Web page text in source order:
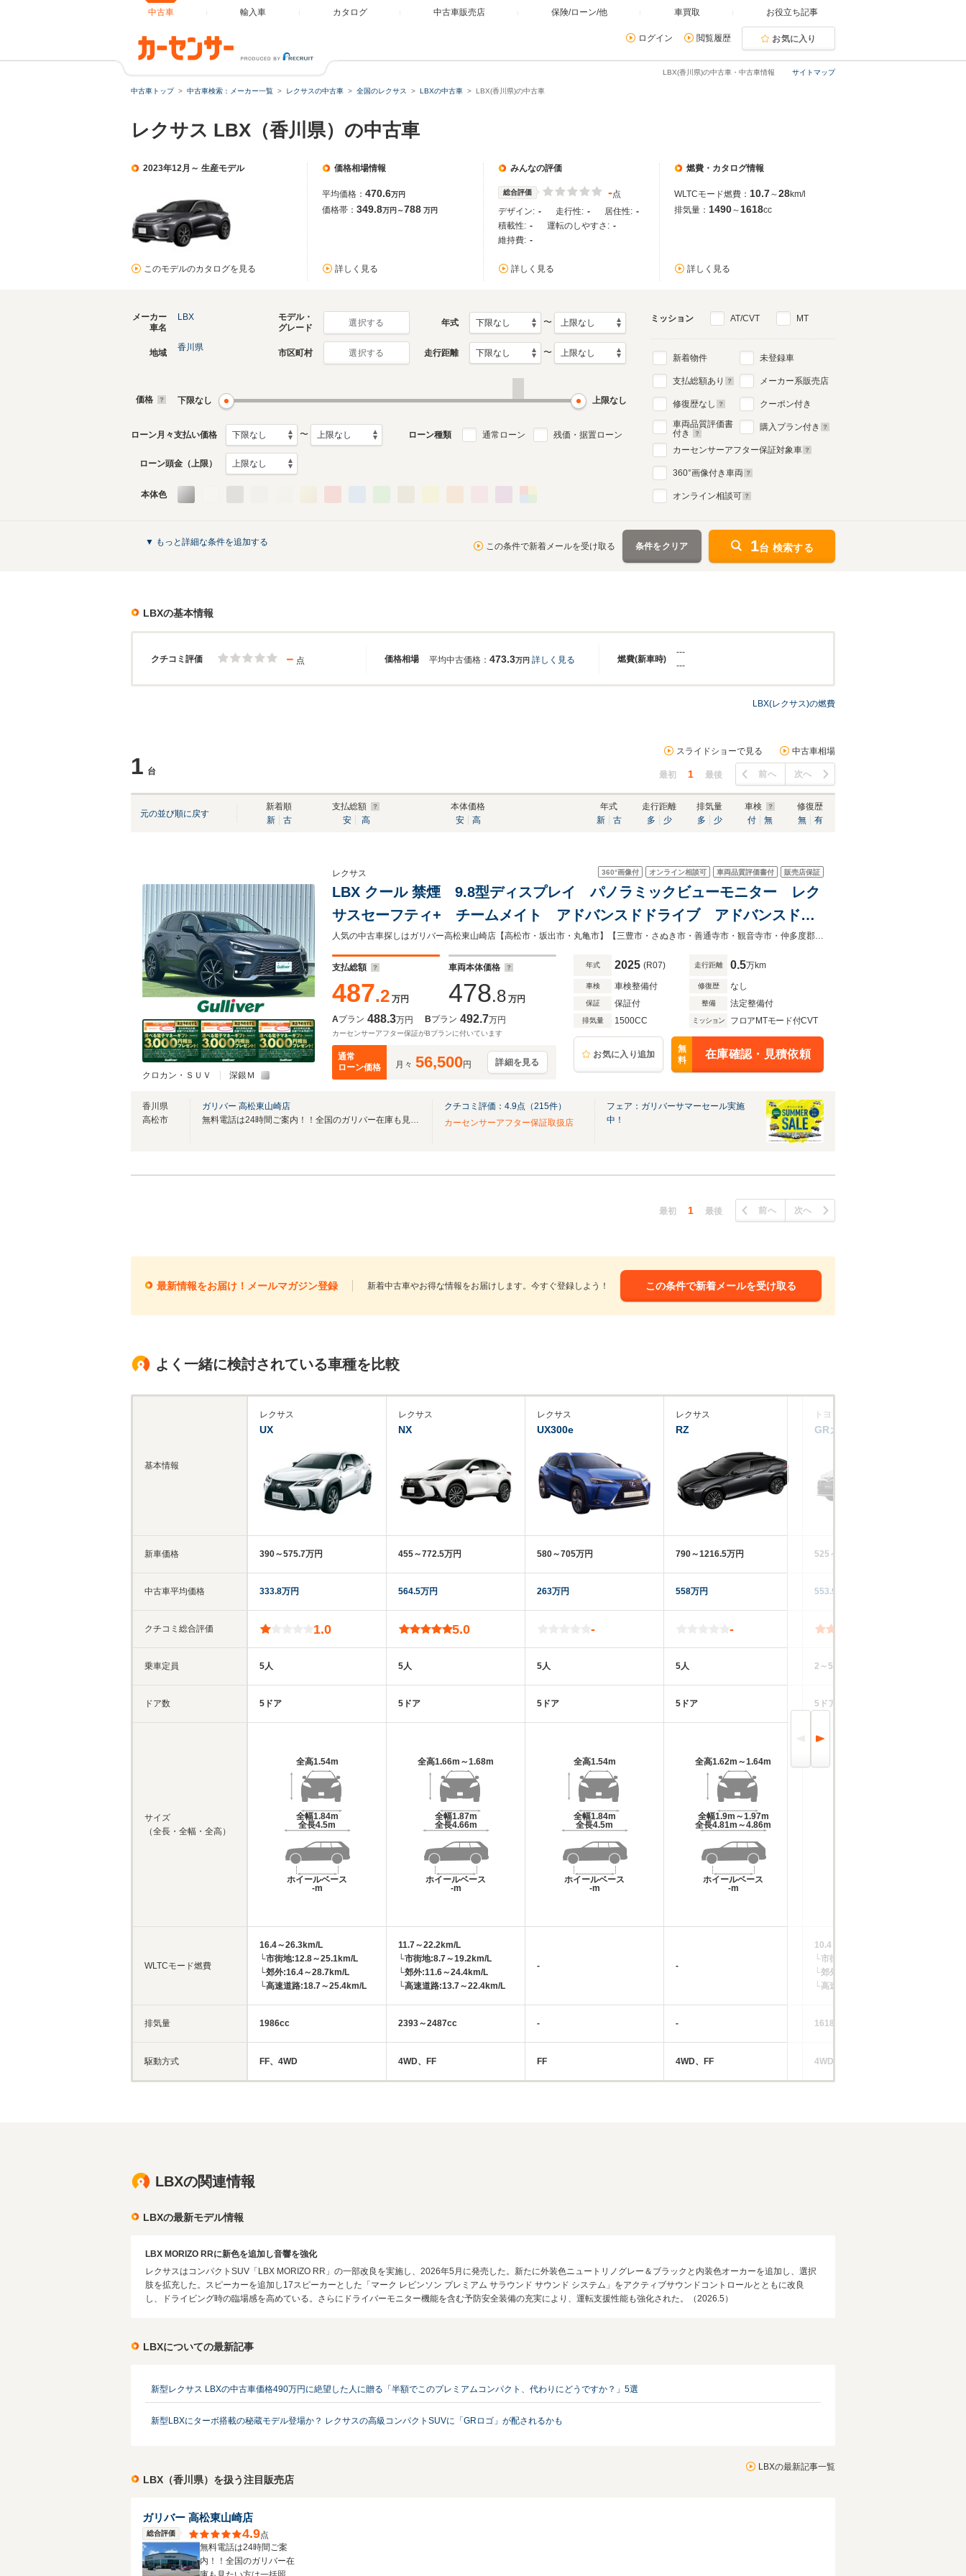
中古車 輸入車 カタログ 中古車販売店 保険/ローン/他 車買取 お役立ち記事
ログイン 閲覧履歴 お気に入り
サイトマップ
LBX(香川県)の中古車・中古車情報
中古車トップ 中古車検索：メーカー一覧 レクサスの中古車 全国のレクサス LBXの中古車 LBX(香川県)の中古車
レクサス LBX（香川県）の中古車
2023年12月～ 生産モデル
このモデルのカタログを見る
価格相場情報
平均価格： 470.6万円
価格帯： 349.8万円～788 万円
詳しく見る
みんなの評価
総合評価 -点
デザイン: - 走行性: - 居住性: -
積載性: - 運転のしやすさ: -
維持費: -
詳しく見る
燃費・カタログ情報
WLTCモード燃費： 10.7～28km/l
排気量： 1490～ 1618cc
詳しく見る
メーカー
車名
LBX
モデル・
グレード
選択する 年式 〜
地域
香川県
市区町村 選択する 走行距離 〜
価格 下限なし 上限なし
ローン月々支払い価格 〜 ローン種類 通常ローン 残価・据置ローン
ローン頭金（上限）
本体色
ミッション AT/CVT MT
新着物件
支払総額あり
修復歴なし
車両品質評価書
付き
未登録車
メーカー系販売店
クーポン付き
購入プラン付き
カーセンサーアフター保証対象車
360°画像付き車両
オンライン相談可
▼ もっと詳細な条件を追加する この条件で新着メールを受け取る 条件をクリア 1台 検索する
LBXの基本情報
クチコミ評価 価格相場 燃費(新車時)
－ 点 平均中古価格： 473.3万円 詳しく見る
---
---
LBX(レクサス)の燃費
1 台
スライドショーで見る 中古車相場
最初 1 最後 前へ 次へ
元の並び順に戻す
新着順
新
古
支払総額
安
高
本体価格
安
高
年式
新
古
走行距離
多
少
排気量
多
少
車検
付
無
修復歴
無
有
クロカン・ＳＵＶ 深銀Ｍ
360°画像付 オンライン相談可 車両品質評価書付 販売店保証
レクサス
LBX クール 禁煙 9.8型ディスプレイ パノラミックビューモニター レク
サスセーフティ+ チームメイト アドバンスドドライブ アドバンスドパ
ーク ナビ連動ドライブレコーダー ステアリングヒーター シートヒータ
ー
人気の中古車探しはガリバー高松東山崎店【高松市・坂出市・丸亀市】【三豊市・さぬき市・善通寺市・観音寺市・仲多度郡・東かがわ市・小豆島・香川県】中古ガリバー高松東山崎
支払総額
487.2 万円
車両本体価格
478.8 万円
Aプラン 488.3万円 Bプラン 492.7万円
カーセンサーアフター保証がBプランに付いています
通常
ローン価格
月々 56,500円 詳細を見る
年式 2025 (R07) 走行距離 0.5万km
車検 車検整備付 修復歴 なし
保証 保証付 整備 法定整備付
排気量 1500CC ミッション フロアMTモード付CVT
お気に入り追加
無
料
在庫確認・見積依頼
香川県
高松市
ガリバー 高松東山崎店
無料電話は24時間ご案内！！全国のガリバー在庫も見たい方は一括照会が可能です！
クチコミ評価： 4.9点（215件）
カーセンサーアフター保証取扱店
フェア：ガリバーサマーセール実施
中！
最初 1 最後 前へ 次へ
最新情報をお届け！メールマガジン登録 新着中古車やお得な情報をお届けします。今すぐ登録しよう！ この条件で新着メールを受け取る
よく一緒に検討されている車種を比較
基本情報
新車価格
中古車平均価格
クチコミ総合評価
乗車定員
ドア数
サイズ
（全長・全幅・全高）
WLTCモード燃費
排気量
駆動方式
レクサス
UX
390～575.7万円
333.8万円
1.0
5人
5ドア
全高1.54m
全幅1.84m
全長4.5m
ホイールベース
-m
16.4～26.3km/L
└市街地:12.8～25.1km/L
└郊外:16.4～28.7km/L
└高速道路:18.7～25.4km/L
1986cc
FF、4WD
レクサス
NX
455～772.5万円
564.5万円
5.0
5人
5ドア
全高1.66m～1.68m
全幅1.87m
全長4.66m
ホイールベース
-m
11.7～22.2km/L
└市街地:8.7～19.2km/L
└郊外:11.6～24.4km/L
└高速道路:13.7～22.4km/L
2393～2487cc
4WD、FF
レクサス
UX300e
580～705万円
263万円
-
5人
5ドア
全高1.54m
全幅1.84m
全長4.5m
ホイールベース
-m
-
-
FF
レクサス
RZ
790～1216.5万円
558万円
-
5人
5ドア
全高1.62m～1.64m
全幅1.9m～1.97m
全長4.81m～4.86m
ホイールベース
-m
-
-
4WD、FF
トヨタ
GRカローラ
525～715万円
553.9万円
2～5人
5ドア
10.4～12.4km/L
└市街地:6.7～9.0km/L
└郊外:11.0～12.8km/L
└高速道路:13.0～14.5km/L
1618cc
4WD
LBXの関連情報
LBXの最新モデル情報
LBX MORIZO RRに新色を追加し音響を強化
レクサスはコンパクトSUV「LBX MORIZO RR」の一部改良を実施し、2026年5月に発売した。新たに外装色ニュートリノグレー＆ブラックと内装色オーカーを追加し、選択
肢を拡充した。スピーカーを追加し17スピーカーとした「マーク レビンソン プレミアム サラウンド サウンド システム」をアクティブサウンドコントロールとともに改良
し、ドライビング時の臨場感を高めている。さらにドライバーモニター機能を含む予防安全装備の充実により、運転支援性能も強化された。（2026.5）
LBXについての最新記事
新型レクサス LBXの中古車価格490万円に絶望した人に贈る「半額でこのプレミアムコンパクト、代わりにどうですか？」5選
新型LBXにターボ搭載の秘蔵モデル登場か？ レクサスの高級コンパクトSUVに「GRロゴ」が配されるかも
LBXの最新記事一覧
LBX（香川県）を扱う注目販売店
ガリバー 高松東山崎店
総合評価 4.9点
無料電話は24時間ご案
内！！全国のガリバー在